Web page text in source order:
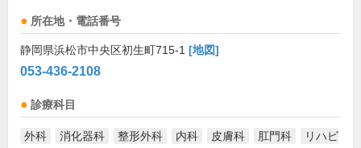
所在地・電話番号
静岡県浜松市中央区初生町715-1 [地図]
053-436-2108
診療科目
外科 消化器科 整形外科 内科 皮膚科 肛門科
リハビ